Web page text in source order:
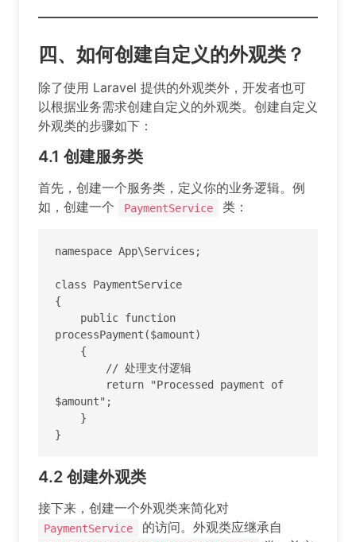
四、如何创建自定义的外观类？
除了使用 Laravel 提供的外观类外，开发者也可
以根据业务需求创建自定义的外观类。创建自定义
外观类的步骤如下：
4.1 创建服务类
首先，创建一个服务类，定义你的业务逻辑。例
如，创建一个
PaymentService 类：
namespace App\Services;
class PaymentService
{
processPayment($amount)
$amount";
}
4.2 创建外观类
接下来，创建一个外观类来简化对
PaymentService 的访问。外观类应继承自